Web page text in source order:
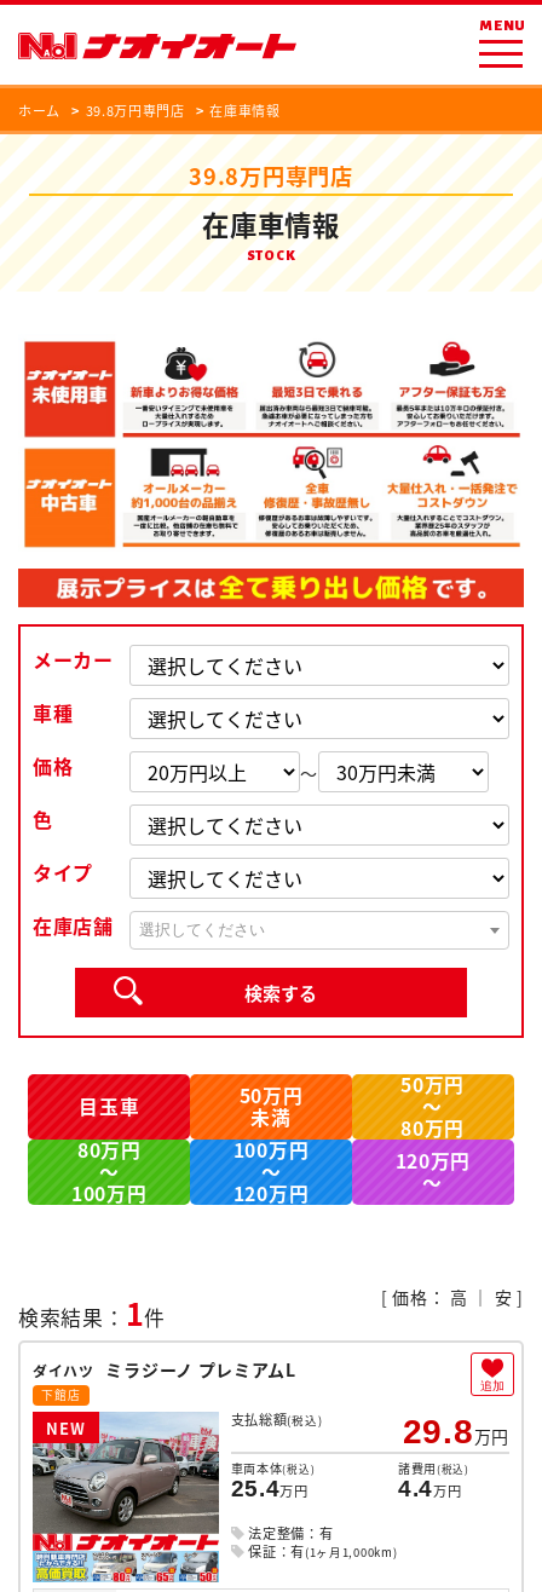
MENU
ホーム 39.8万円専門店 在庫車情報
39.8万円専門店
在庫車情報
STOCK
メーカー
車種
価格
～
色
タイプ
在庫店舗
選択してください
目玉車 50万円
未満
50万円
～
80万円
80万円
～
100万円
100万円
～
120万円
120万円
～
検索結果： 1件
[ 価格： 高 ｜ 安 ]
ダイハツ ミラジーノ プレミアムL
下館店
NEW 支払総額(税込) 29.8万円
車両本体(税込)
25.4万円
諸費用(税込)
4.4万円
法定整備：有
保証：有(1ヶ月1,000km)
追加